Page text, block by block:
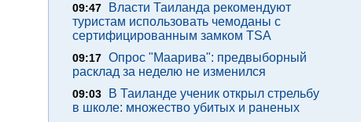
09:47
Власти Таиланда рекомендуют
туристам использовать чемоданы с
сертифицированным замком TSA
09:17 Опрос "Mаарива": предвыборный
расклад за неделю не изменился
09:03
В Таиланде ученик открыл стрельбу
в школе: множество убитых и раненых